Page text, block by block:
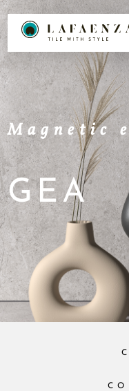
Magnetic
GEA